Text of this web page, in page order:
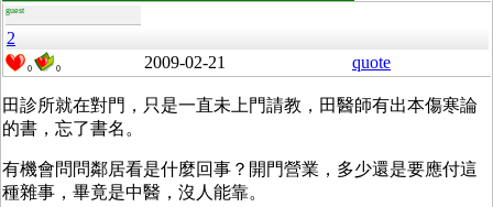
guest
2
0 0 2009-02-21 quote
田診所就在對門，只是一直未上門請教，田醫師有出本傷寒論
的書，忘了書名。
有機會問問鄰居看是什麼回事？開門營業，多少還是要應付這
種雜事，畢竟是中醫，沒人能靠。